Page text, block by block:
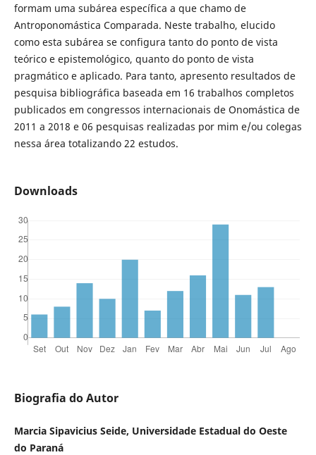
formam uma subárea específica a que chamo de
Antroponomástica Comparada. Neste trabalho, elucido
como esta subárea se configura tanto do ponto de vista
teórico e epistemológico, quanto do ponto de vista
pragmático e aplicado. Para tanto, apresento resultados de
pesquisa bibliográfica baseada em 16 trabalhos completos
publicados em congressos internacionais de Onomástica de
2011 a 2018 e 06 pesquisas realizadas por mim e/ou colegas
nessa área totalizando 22 estudos.
Downloads
Biografia do Autor
Marcia Sipavicius Seide, Universidade Estadual do Oeste
do Paraná